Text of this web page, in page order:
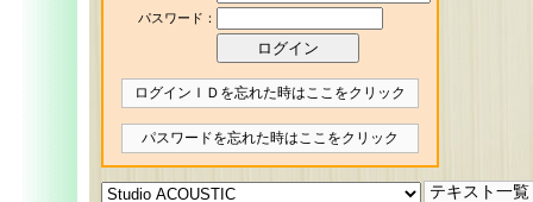
パスワード：
ログインＩＤを忘れた時はここをクリック
パスワードを忘れた時はここをクリック
テキスト一覧